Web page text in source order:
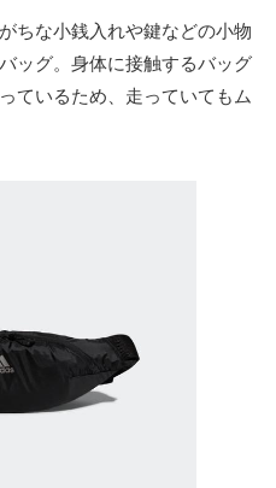
ちな小銭入れや鍵などの小物
ッグ。身体に接触するバッグ
ているため、走っていてもム